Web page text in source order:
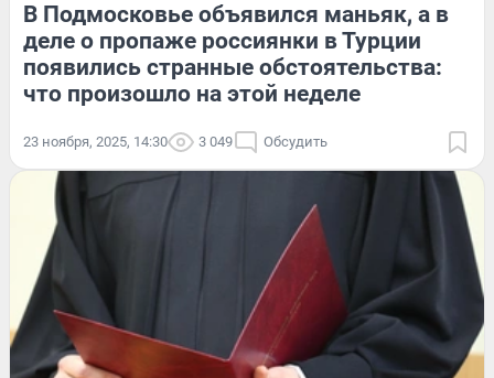
В Подмосковье объявился маньяк, а в
деле о пропаже россиянки в Турции
появились странные обстоятельства:
что произошло на этой неделе
23 ноября, 2025, 14:30 3 049 Обсудить